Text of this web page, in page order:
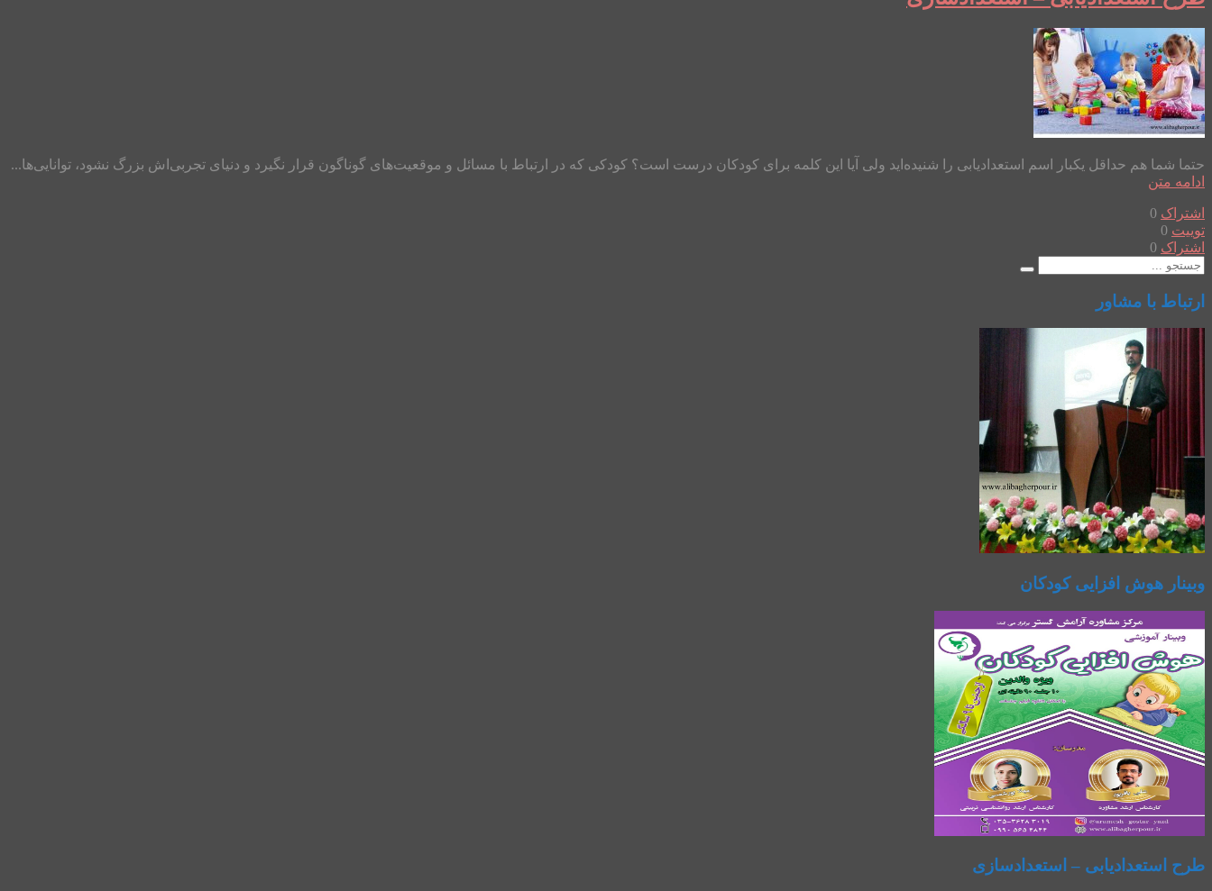
حتما شما هم حداقل یکبار اسم استعدادیابی را شنیده‌اید ولی آیا این کلمه برای کودکان درست است؟ کودکی که در ارتباط با مسائل و موقعیت‌های گوناگون قرار نگیرد و دنیای تجربی‌اش بزرگ نشود، توانایی‌ها...
ادامه متن
اشتراک 0
توییت 0
اشتراک 0
ارتباط با مشاور
وبینار هوش افزایی کودکان
طرح استعدادیابی – استعدادسازی